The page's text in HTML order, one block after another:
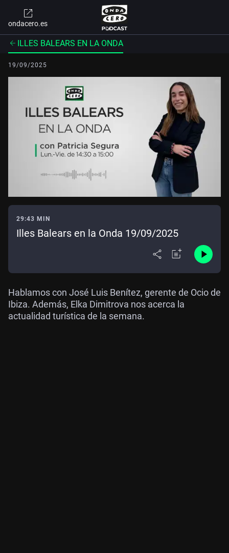
ondacero.es
ILLES BALEARS EN LA ONDA
19/09/2025
29:43 MIN
Illes Balears en la Onda 19/09/2025
Hablamos con José Luis Benítez, gerente de Ocio de
Ibiza. Además, Elka Dimitrova nos acerca la
actualidad turística de la semana.